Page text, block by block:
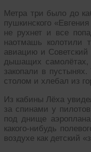
Метра три было до
пушкинского
не рухнет и все
наотмашь колотили
авиацию и
дышащих
закопали в
столом и хлебал из
Из кабины Лёха
за спинами у
под днище
какого-нибудь
воздухе как детский